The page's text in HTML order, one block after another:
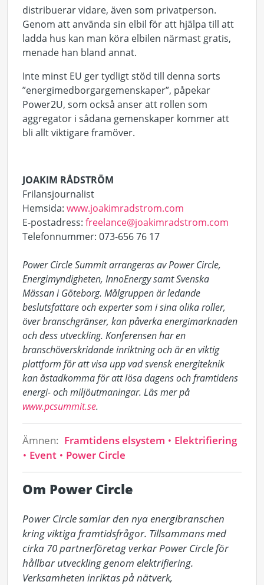
distribuerar vidare, även som privatperson.
Genom att använda sin elbil för att hjälpa till att
ladda hus kan man köra elbilen närmast gratis,
menade han bland annat.
Inte minst EU ger tydligt stöd till denna sorts
”energimedborgargemenskaper”, påpekar
Power2U, som också anser att rollen som
aggregator i sådana gemenskaper kommer att
bli allt viktigare framöver.
JOAKIM RÅDSTRÖM
Frilansjournalist
Hemsida: www.joakimradstrom.com
E-postadress: freelance@joakimradstrom.com
Telefonnummer: 073-656 76 17
Power Circle Summit arrangeras av Power Circle,
Energimyndigheten, InnoEnergy samt Svenska
Mässan i Göteborg. Målgruppen är ledande
beslutsfattare och experter som i sina olika roller,
över branschgränser, kan påverka energimarknaden
och dess utveckling. Konferensen har en
branschöverskridande inriktning och är en viktig
plattform för att visa upp vad svensk energiteknik
kan åstadkomma för att lösa dagens och framtidens
energi- och miljöutmaningar. Läs mer på
www.pcsummit.se.
Ämnen: Framtidens elsystem
Elektrifiering
Event
Power Circle
Om Power Circle
Power Circle samlar den nya energibranschen
kring viktiga framtidsfrågor. Tillsammans med
cirka 70 partnerföretag verkar Power Circle för
hållbar utveckling genom elektrifiering.
Verksamheten inriktas på nätverk,